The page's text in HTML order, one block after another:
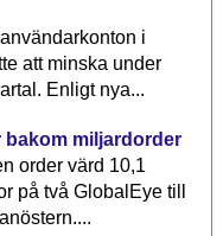
i
att minska under
Enligt nya...
bakom miljardorder
order värd 10,1
på två GlobalEye till